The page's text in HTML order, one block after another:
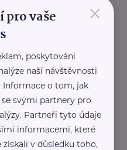
ČR
2
×
vaše
poskytování
naší návštěvnosti
Informace o tom, jak
svými partnery pro
Partneři tyto údaje
informacemi, které
v důsledku toho,